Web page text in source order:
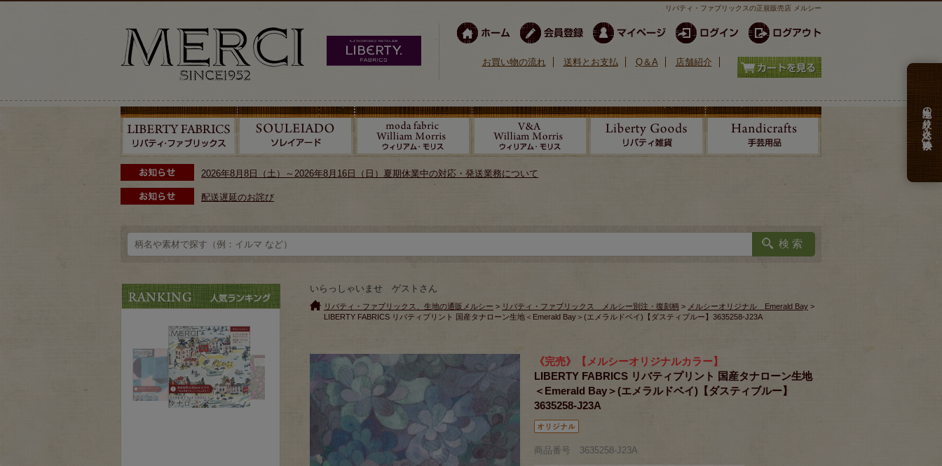
リバティ・ファブリックスの正規販売店 メルシー
お買い物の流れ 送料とお支払 Q＆A 店舗紹介
2026年8月8日（土）～2026年8月16日（日）夏期休業中の対応・発送業務について
配送遅延のお詫び
生地の絞り込み検索
いらっしゃいませ ゲストさん
リバティ・ファブリックス、生地の通販メルシー > リバティ・ファブリックス メルシー別注・復刻柄 > メルシーオリジナル Emerald Bay >
LIBERTY FABRICS リバティプリント 国産タナローン生地＜Emerald Bay＞(エメラルドベイ)【ダスティブルー】3635258-J23A
《完売》【メルシーオリジナルカラー】
LIBERTY FABRICS リバティプリント 国産タナローン生地
＜Emerald Bay＞(エメラルドベイ)【ダスティブルー】
3635258-J23A
商品番号 3635258-J23A